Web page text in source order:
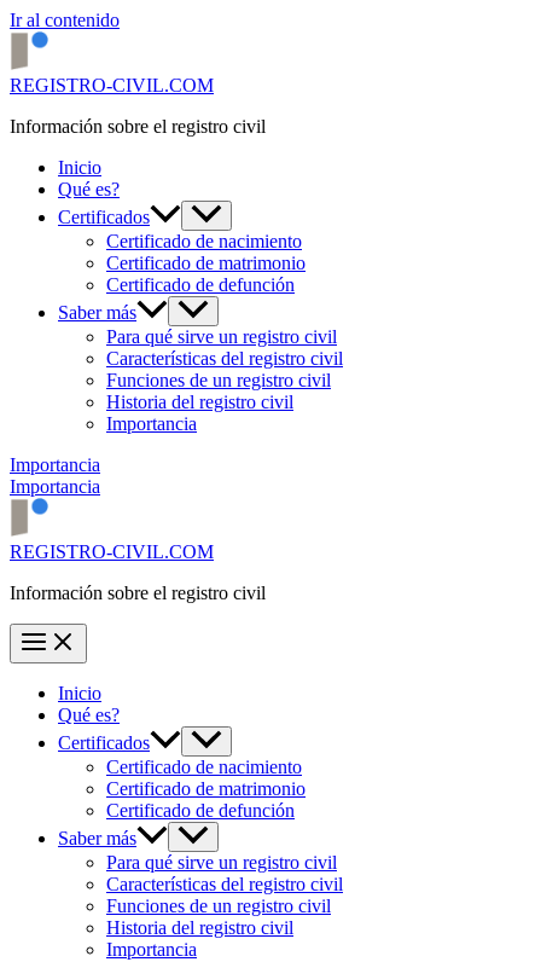
Ir al contenido
REGISTRO-CIVIL.COM
Información sobre el registro civil
Inicio
Qué es?
Certificados
Certificado de nacimiento
Certificado de matrimonio
Certificado de defunción
Saber más
Para qué sirve un registro civil
Características del registro civil
Funciones de un registro civil
Historia del registro civil
Importancia
Importancia
Importancia
REGISTRO-CIVIL.COM
Información sobre el registro civil
Inicio
Qué es?
Certificados
Certificado de nacimiento
Certificado de matrimonio
Certificado de defunción
Saber más
Para qué sirve un registro civil
Características del registro civil
Funciones de un registro civil
Historia del registro civil
Importancia